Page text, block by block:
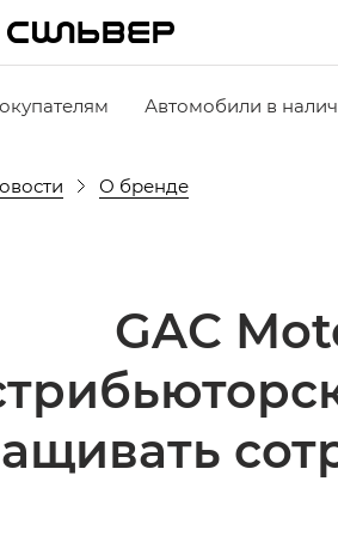
Автомобили в
О бренде
GAC